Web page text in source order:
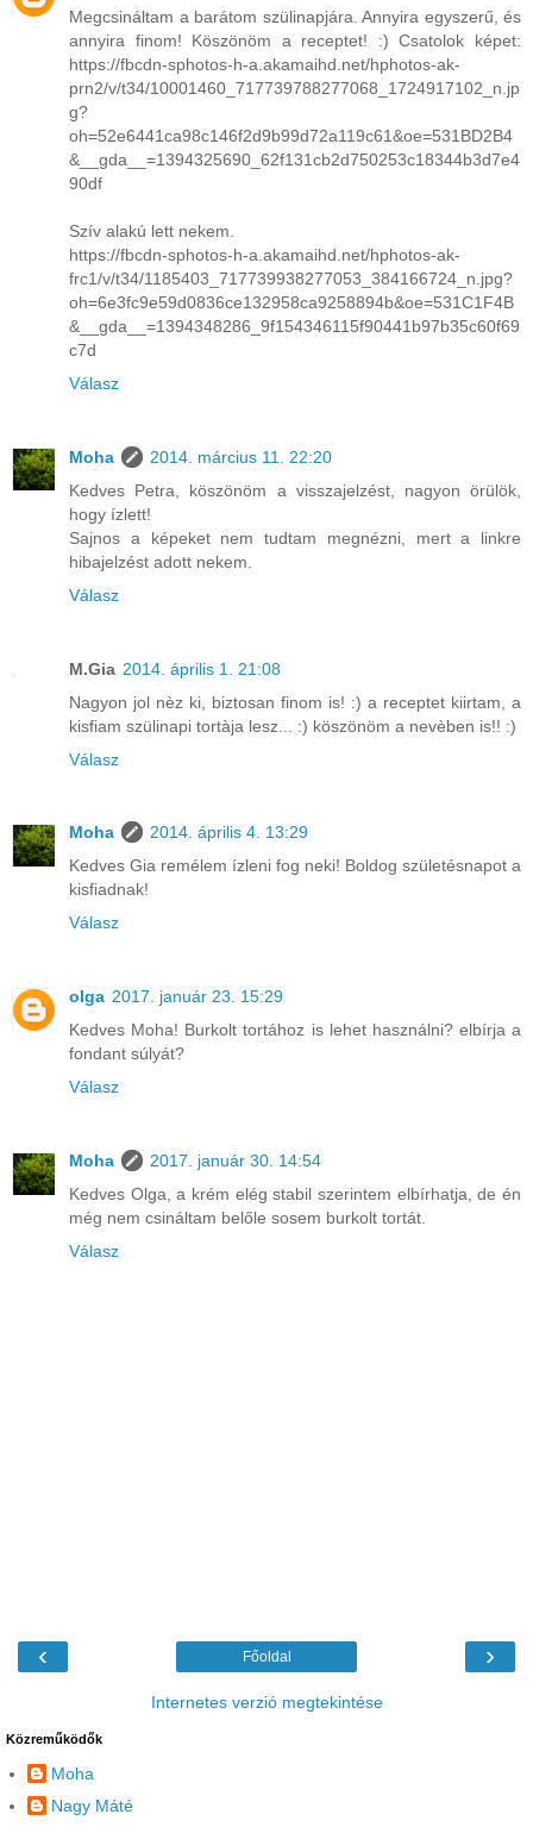
Megcsináltam a barátom szülinapjára. Annyira egyszerű, és
annyira finom! Köszönöm a receptet! :) Csatolok képet:
https://fbcdn-sphotos-h-a.akamaihd.net/hphotos-ak-
prn2/v/t34/10001460_717739788277068_1724917102_n.jp
g?
oh=52e6441ca98c146f2d9b99d72a119c61&oe=531BD2B4
&__gda__=1394325690_62f131cb2d750253c18344b3d7e4
90df
Szív alakú lett nekem.
https://fbcdn-sphotos-h-a.akamaihd.net/hphotos-ak-
frc1/v/t34/1185403_717739938277053_384166724_n.jpg?
oh=6e3fc9e59d0836ce132958ca9258894b&oe=531C1F4B
&__gda__=1394348286_9f154346115f90441b97b35c60f69
c7d
Válasz
Moha
2014. március 11. 22:20
Kedves Petra, köszönöm a visszajelzést, nagyon örülök,
hogy ízlett!
Sajnos a képeket nem tudtam megnézni, mert a linkre
hibajelzést adott nekem.
Válasz
M.Gia 2014. április 1. 21:08
Nagyon jol nèz ki, biztosan finom is! :) a receptet kiirtam, a
kisfiam szülinapi tortàja lesz... :) köszönöm a nevèben is!! :)
Válasz
Moha
2014. április 4. 13:29
Kedves Gia remélem ízleni fog neki! Boldog születésnapot a
kisfiadnak!
Válasz
olga 2017. január 23. 15:29
Kedves Moha! Burkolt tortához is lehet használni? elbírja a
fondant súlyát?
Válasz
Moha
2017. január 30. 14:54
Kedves Olga, a krém elég stabil szerintem elbírhatja, de én
még nem csináltam belőle sosem burkolt tortát.
Válasz
‹ ›
Főoldal
Internetes verzió megtekintése
Közreműködők
Moha
Nagy Máté